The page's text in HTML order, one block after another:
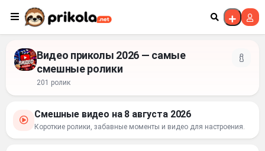
Перейти к контенту
Видео приколы 2026 — самые
смешные ролики
201 ролик
Смешные видео на 8 августа 2026
Короткие ролики, забавные моменты и видео для настроения.